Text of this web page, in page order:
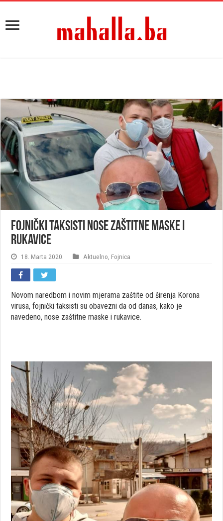
Fojnički taksisti nose zaštitne maske i
rukavice
18. Marta 2020. Aktuelno Fojnica
Novom naredbom i novim mjerama zaštite od širenja Korona
virusa, fojnički taksisti su obavezni da od danas, kako je
navedeno, nose zaštitne maske i rukavice.